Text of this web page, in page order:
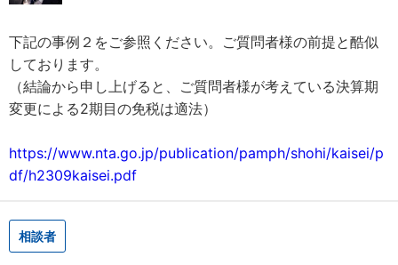
下記の事例２をご参照ください。ご質問者様の前提と酷似
しております。
（結論から申し上げると、ご質問者様が考えている決算期
変更による2期目の免税は適法）
https://www.nta.go.jp/publication/pamph/shohi/kaisei/p
df/h2309kaisei.pdf
相談者